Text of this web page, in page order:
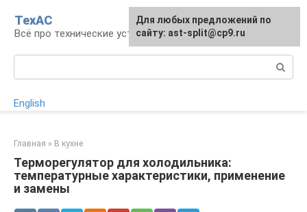
контенту
ТехАС
Всё про технические устройства
English
Главная » В кухне
Терморегулятор для холодильника:
температурные характеристики, применение
и замены
Для любых предложений по
сайту: ast-split@cp9.ru